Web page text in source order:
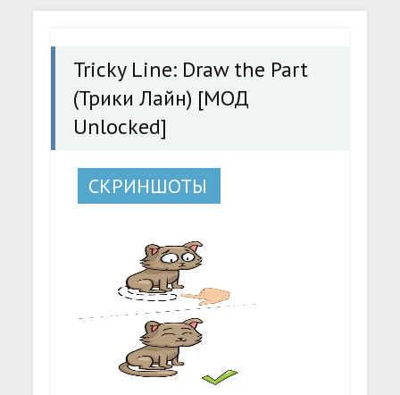
Line: Draw the Part (Трики Лайн) [МОД Unlocked] -
Tricky Line: Draw the Part
(Трики Лайн) [МОД
Unlocked]
СКРИНШОТЫ